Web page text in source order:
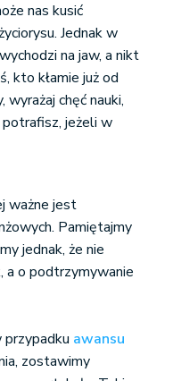
nas kusić
Jednak w
na jaw, a nikt
kto kłamie już od
chęć nauki,
potrafisz, jeżeli w
ważne jest
Pamiętajmy
jednak, że nie
a o podtrzymywanie
awansu
zostawimy